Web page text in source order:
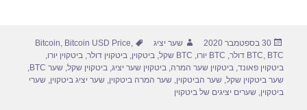
פורסם
בתאריך
30 בספטמבר 2020 מחבר
שער יציג תגיות Bitcoin, Bitcoin USD Price,
BTC, BTC דולר , BTC יורו , BTC שקל ,ביטקוין,ביטקוין דולר,ביטקוין יורו,
ביטקוין פאונד,ביטקוין שער המרה,ביטקוין שער יציג,ביטקוין שקל,שער BTC
,
שער ביטקוין שקל,שער הביטקוין,שער המרה ביטקוין,שער יציג ביטקוין,שערי
ביטקוין,שערים יציגים של ביטקוין